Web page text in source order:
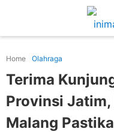
Home Olahraga
Terima
Provinsi
Malang